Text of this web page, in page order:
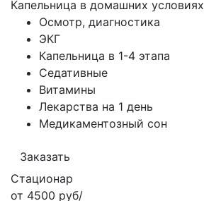
Капельница в домашних условиях
Осмотр, диагностика
ЭКГ
Капельница в 1-4 этапа
Седативные
Витамины
Лекарства на 1 день
Медикаментозный сон
Заказать
Стационар
от 4500 руб/